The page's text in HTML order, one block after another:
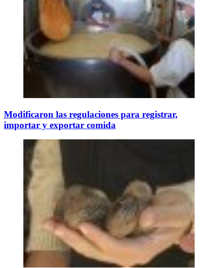
Modificaron las regulaciones para registrar,
importar y exportar comida